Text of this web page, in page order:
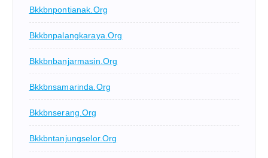
Bkkbnpontianak.org
Bkkbnpalangkaraya.org
Bkkbnbanjarmasin.org
Bkkbnsamarinda.org
Bkkbnserang.org
Bkkbntanjungselor.org